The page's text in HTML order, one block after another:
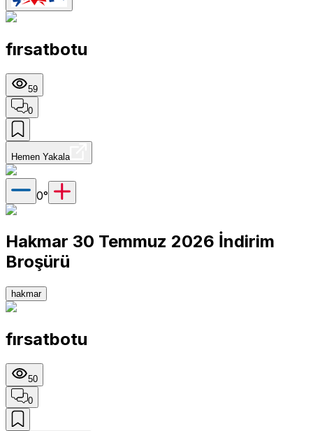
fırsatbotu
59
0
Hemen Yakala
0°
Hakmar 30 Temmuz 2026 İndirim
Broşürü
hakmar
fırsatbotu
50
0